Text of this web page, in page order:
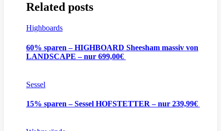
Related posts
Highboards
60% sparen – HIGHBOARD Sheesham massiv von
LANDSCAPE – nur 699,00€
Sessel
15% sparen – Sessel HOFSTETTER – nur 239,99€